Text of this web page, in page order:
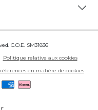
C.O.E. SM31836
Politique relative aux cookies
en matière de cookies